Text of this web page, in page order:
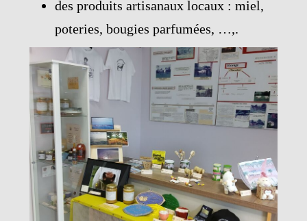
des produits artisanaux locaux : miel,
poteries, bougies parfumées, …,.